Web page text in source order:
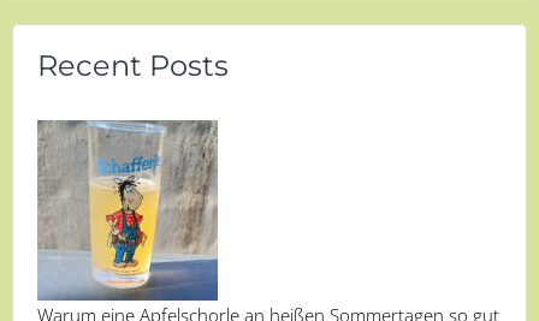
Recent Posts
Warum eine Apfelschorle an heißen Sommertagen so gut